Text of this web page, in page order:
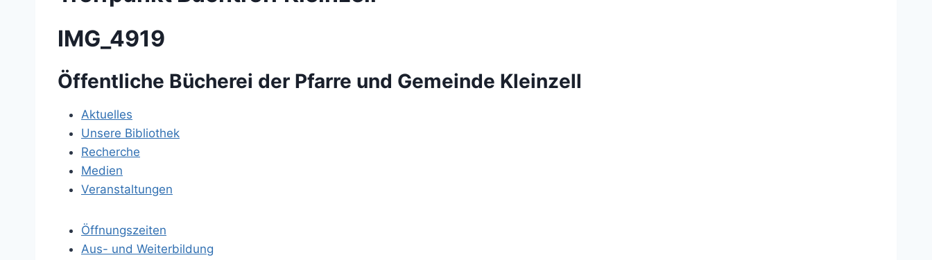
IMG_4919
Öffentliche Bücherei der Pfarre und Gemeinde Kleinzell
Aktuelles
Unsere Bibliothek
Recherche
Medien
Veranstaltungen
Öffnungszeiten
Aus- und Weiterbildung